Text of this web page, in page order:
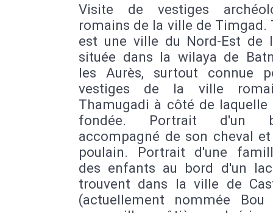
Visite de vestiges
romains de la ville de Timgad.
est une ville du Nord-Est de
située dans la wilaya de
les Aurès, surtout connue
vestiges de la ville
Thamugadi à côté de laquelle
fondée. Portrait d'un
accompagné de son cheval
poulain. Portrait d'une
des enfants au bord d'un
trouvent dans la ville de
(actuellement nommée Bou